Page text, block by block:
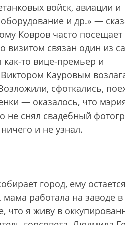
войск, авиации и
и др.» —
Ковров часто посещает
визитом связан один из
то вице-премьер и
Кауровым
сфоткались,
— оказалось, что
не снял свадебный
и не узнал.
город, ему
работала на заводе
что я живу в